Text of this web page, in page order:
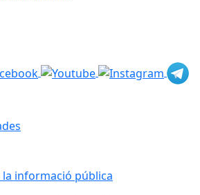
la informació pública